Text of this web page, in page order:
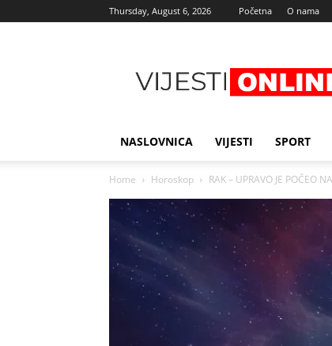
Thursday, August 6, 2026 Početna O nama
vijesti
NASLOVNICA VIJESTI SPORT
Home Horoskop RAK – UPRAVO JE POČEO